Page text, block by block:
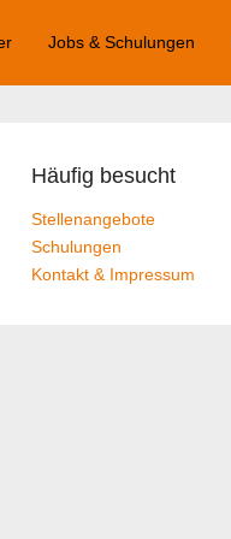
Jobs & Schulungen
Häufig besucht
Stellenangebote
Schulungen
Kontakt & Impressum